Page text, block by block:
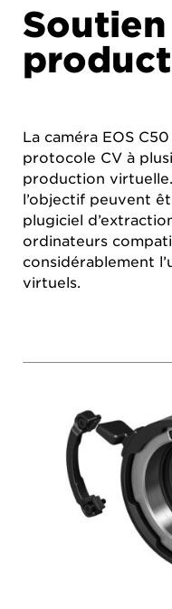
La caméra EOS
protocole CV à
production
l’objectif peuvent
plugiciel
ordinateurs
considérablement
virtuels.